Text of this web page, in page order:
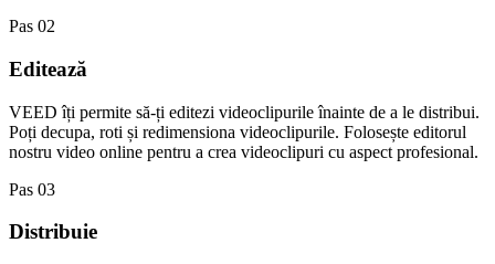
Pas 02
Editează
VEED îți permite să-ți editezi videoclipurile înainte de a le distribui.
Poți decupa, roti și redimensiona videoclipurile. Folosește editorul
nostru video online pentru a crea videoclipuri cu aspect profesional.
Pas 03
Distribuie